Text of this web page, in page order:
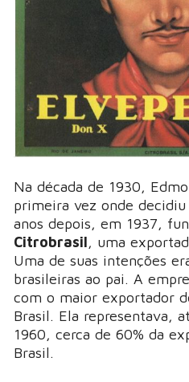
Na década de 1930,
primeira vez onde
anos depois, em 1937,
Citrobrasil, uma
Uma de suas intenções
brasileiras ao pai. A
com o maior exportador
Brasil. Ela representava,
1960, cerca de 60% da
Brasil.